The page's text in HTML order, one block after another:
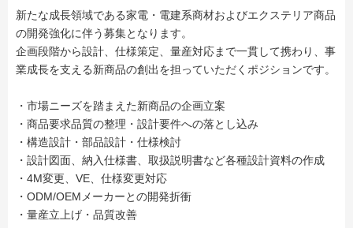
新たな成長領域である家電・電建系商材およびエクステリア商品
の開発強化に伴う募集となります。
企画段階から設計、仕様策定、量産対応まで一貫して携わり、事
業成長を支える新商品の創出を担っていただくポジションです。
・市場ニーズを踏まえた新商品の企画立案
・商品要求品質の整理・設計要件への落とし込み
・構造設計・部品設計・仕様検討
・設計図面、納入仕様書、取扱説明書など各種設計資料の作成
・4M変更、VE、仕様変更対応
・ODM/OEMメーカーとの開発折衝
・量産立上げ・品質改善